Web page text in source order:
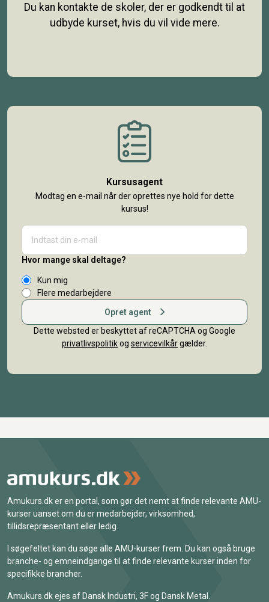
Du kan kontakte de skoler, der er godkendt til at
udbyde kurset, hvis du vil vide mere.
Kursusagent
Modtag en e-mail når der oprettes nye hold for dette
kursus!
Hvor mange skal deltage?
Kun mig
Flere medarbejdere
Opret agent
Dette websted er beskyttet af reCAPTCHA og Google
privatlivspolitikog servicevilkårgælder.
Amukurs.dk er en portal, som gør det nemt at finde relevante AMU-
kurser uanset om du er medarbejder, virksomhed,
tillidsrepræsentant eller ledig.
I søgefeltet kan du søge alle AMU-kurser frem. Du kan også bruge
branche- og emneindgange til at finde relevante kurser inden for
specifikke brancher.
Amukurs.dk ejes af Dansk Industri, 3F og Dansk Metal.